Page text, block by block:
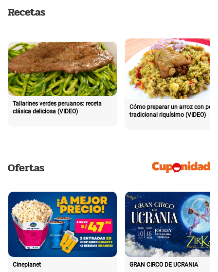
Recetas
Tallarines verdes peruanos: receta
clásica deliciosa (VIDEO)
Cómo preparar un arroz con pollo
tradicional riquísimo (VIDEO)
Ofertas
Cineplanet GRAN CIRCO DE UCRANIA